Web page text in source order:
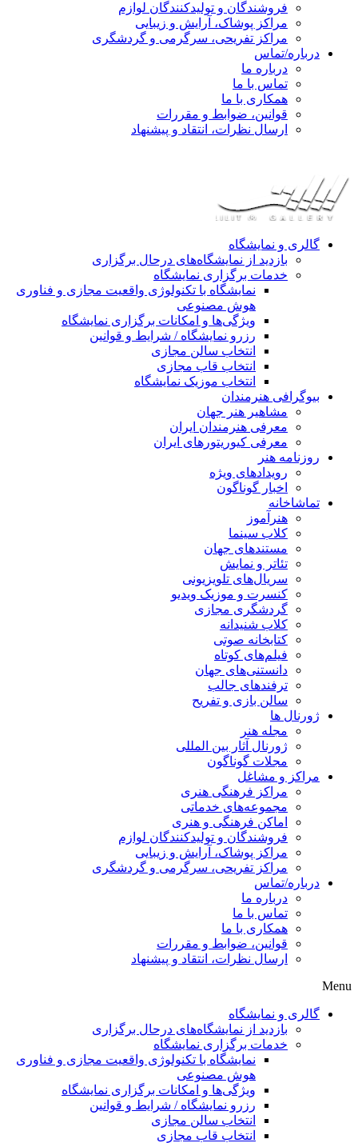
فروشندگان و تولیدکنندگان لوازم
مراکز پوشاک، آرایش و زیبایی
مراکز تفریحی، سرگرمی و گردشگری
درباره/تماس
درباره ما
تماس با ما
همکاری با ما
قوانین، ضوابط و مقررات
ارسال نظرات، انتقاد و پیشنهاد
گالری و نمایشگاه
بازدید از نمایشگاه‌های درحال برگزاری
خدمات برگزاری نمایشگاه
نمایشگاه با تکنولوژی واقعیت مجازی و فناوری
هوش مصنوعی
ویژگی‌ها و امکانات برگزاری نمایشگاه
رزرو نمایشگاه / شرایط و قوانین
انتخاب سالن مجازی
انتخاب قاب مجازی
انتخاب موزیک نمایشگاه
بیوگرافی هنرمندان
مشاهیر هنر جهان
معرفی هنرمندان ایران
معرفی کیوریتورهای ایران
روزنامه هنر
رویدادهای ویژه
اخبار گوناگون
تماشاخانه
هنرآموز
کلاب سینما
مستندهای جهان
تئاتر و نمایش
سریال‌های تلویزیونی
کنسرت و موزیک ویدیو
گردشگری مجازی
کلاب شنیدانه
کتابخانه صوتی
فیلم‌های کوتاه
دانستنی‌های جهان
ترفندهای جالب
سالن بازی و تفریح
ژورنال ها
مجله هنر
ژورنال آثار بین المللی
مجلات گوناگون
مراکز و مشاغل
مراکز فرهنگی هنری
مجموعه‌های خدماتی
اماکن فرهنگی و هنری
فروشندگان و تولیدکنندگان لوازم
مراکز پوشاک، آرایش و زیبایی
مراکز تفریحی، سرگرمی و گردشگری
درباره/تماس
درباره ما
تماس با ما
همکاری با ما
قوانین، ضوابط و مقررات
ارسال نظرات، انتقاد و پیشنهاد
Menu
گالری و نمایشگاه
بازدید از نمایشگاه‌های درحال برگزاری
خدمات برگزاری نمایشگاه
نمایشگاه با تکنولوژی واقعیت مجازی و فناوری
هوش مصنوعی
ویژگی‌ها و امکانات برگزاری نمایشگاه
رزرو نمایشگاه / شرایط و قوانین
انتخاب سالن مجازی
انتخاب قاب مجازی